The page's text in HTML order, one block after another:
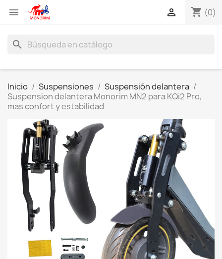
 shopping_cart (0)

search
Inicio Suspensiones
Suspensión delantera
Suspension delantera Monorim MN2 para KQi2 Pro,
mas confort y estabilidad